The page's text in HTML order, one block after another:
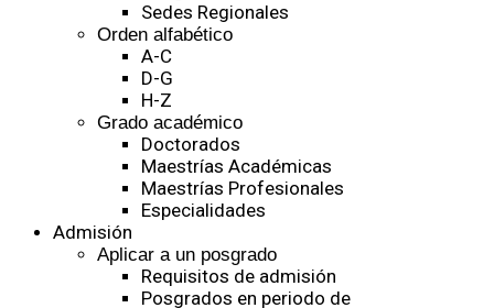
Sedes Regionales
Orden alfabético
A-C
D-G
H-Z
Grado académico
Doctorados
Maestrías Académicas
Maestrías Profesionales
Especialidades
Admisión
Aplicar a un posgrado
Requisitos de admisión
Posgrados en periodo de